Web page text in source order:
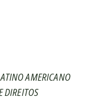
AMERICANO
DIREITOS